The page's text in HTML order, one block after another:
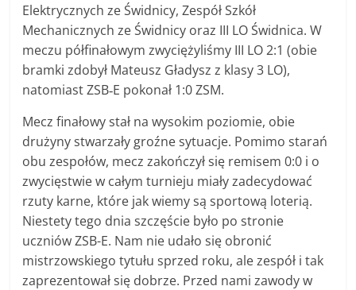
Elektrycznych ze Świdnicy, Zespół Szkół
Mechanicznych ze Świdnicy oraz III LO Świdnica. W
meczu półfinałowym zwyciężyliśmy III LO 2:1 (obie
bramki zdobył Mateusz Gładysz z klasy 3 LO),
natomiast ZSB‑E pokonał 1:0 ZSM.
Mecz finałowy stał na wysokim poziomie, obie
drużyny stwarzały groźne sytuacje. Pomimo starań
obu zespołów, mecz zakończył się remisem 0:0 i o
zwycięstwie w całym turnieju miały zadecydować
rzuty karne, które jak wiemy są sportową loterią.
Niestety tego dnia szczęście było po stronie
uczniów ZSB-E. Nam nie udało się obronić
mistrzowskiego tytułu sprzed roku, ale zespół i tak
zaprezentował się dobrze. Przed nami zawody w